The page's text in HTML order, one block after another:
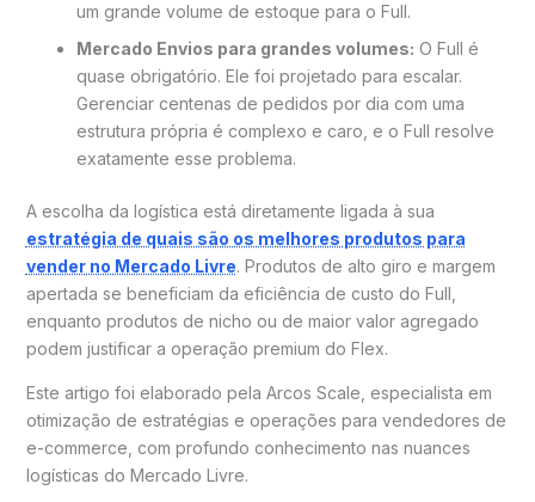
um grande volume de estoque para o Full.
Mercado Envios para grandes volumes: O Full é
quase obrigatório. Ele foi projetado para escalar.
Gerenciar centenas de pedidos por dia com uma
estrutura própria é complexo e caro, e o Full resolve
exatamente esse problema.
A escolha da logística está diretamente ligada à sua
estratégia de quais são os melhores produtos para
vender no Mercado Livre. Produtos de alto giro e margem
apertada se beneficiam da eficiência de custo do Full,
enquanto produtos de nicho ou de maior valor agregado
podem justificar a operação premium do Flex.
Este artigo foi elaborado pela Arcos Scale, especialista em
otimização de estratégias e operações para vendedores de
e-commerce, com profundo conhecimento nas nuances
logísticas do Mercado Livre.